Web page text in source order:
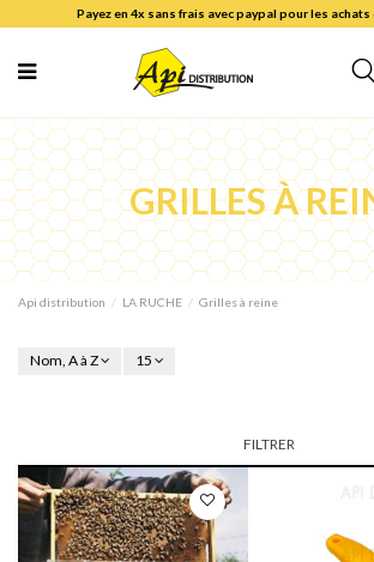
Payez en 4x sans frais avec paypal pour les achats
GRILLES À
Api distribution LA RUCHE Grilles à reine
Nom, A à Z 15
FILTRER